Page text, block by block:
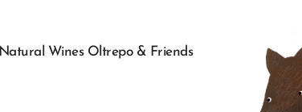
Natural Wines Oltrepo & Friends